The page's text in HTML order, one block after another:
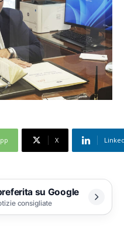
X
su Google
consigliate